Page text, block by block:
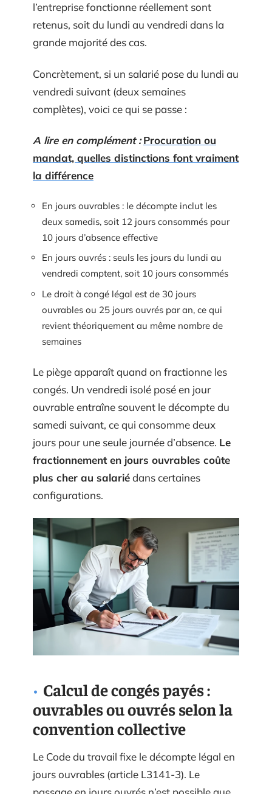
l’entreprise fonctionne réellement sont
retenus, soit du lundi au vendredi dans la
grande majorité des cas.
Concrètement, si un salarié pose du lundi au
vendredi suivant (deux semaines
complètes), voici ce qui se passe :
A lire en complément : Procuration ou
mandat, quelles distinctions font vraiment
la différence
En jours ouvrables : le décompte inclut les
deux samedis, soit 12 jours consommés pour
10 jours d’absence effective
En jours ouvrés : seuls les jours du lundi au
vendredi comptent, soit 10 jours consommés
Le droit à congé légal est de 30 jours
ouvrables ou 25 jours ouvrés par an, ce qui
revient théoriquement au même nombre de
semaines
Le piège apparaît quand on fractionne les
congés. Un vendredi isolé posé en jour
ouvrable entraîne souvent le décompte du
samedi suivant, ce qui consomme deux
jours pour une seule journée d’absence. Le
fractionnement en jours ouvrables coûte
plus cher au salariédans certaines
configurations.
Calcul de congés payés :
ouvrables ou ouvrés selon la
convention collective
Le Code du travail fixe le décompte légal en
jours ouvrables (article L3141-3). Le